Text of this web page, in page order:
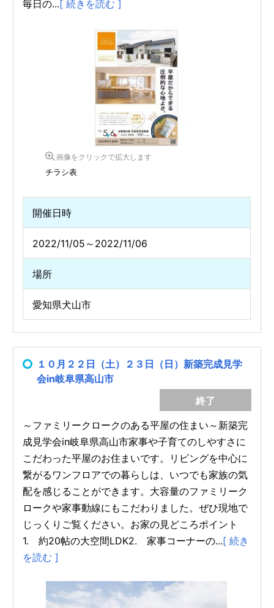
毎日の... [ 続きを読む ]
画像をクリックで拡大します
チラシ表
開催日時
2022/11/05～2022/11/06
場所
愛知県犬山市
１０月２２日（土）２３日（日）新築完成見学
会in岐阜県高山市
終了
～ファミリークロークのある平屋の住まい～新築完
成見学会in岐阜県高山市家事や子育てのしやすさに
こだわった平屋のお住まいです。リビングを中心に
繋がるワンフロアでの暮らしは、いつでも家族の気
配を感じることができます。大容量のファミリーク
ロークや家事動線にもこだわりました。ぜひ現地で
じっくりご覧ください。お家の見どころポイント
1. 約20帖の大空間LDK2. 家事コーナーの...[ 続き
を読む ]